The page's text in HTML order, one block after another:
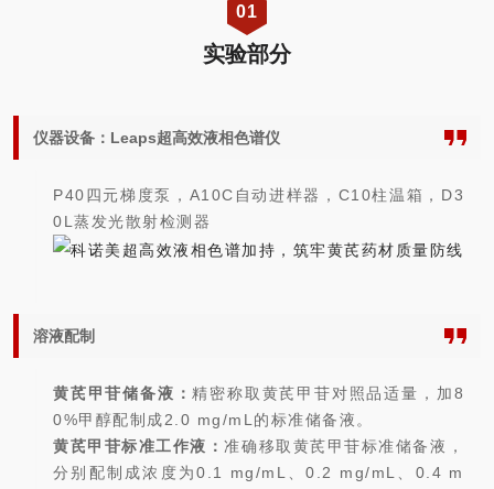
01
实验部分
仪器设备：Leaps超高效液相色谱仪
P40四元梯度泵， A10C 自动进样器， C10柱温箱， D3
0L 蒸发光散射检测器
溶液配制
黄芪甲苷储备液：精密称取黄芪甲苷对照品适量，加8
0%甲醇配制成2.0 mg/mL的标准储备液。
黄芪甲苷标准工作液：准确移取黄芪甲苷标准储备液，
分别配制成浓度为0.1 mg/mL、0.2 mg/mL、0.4 m